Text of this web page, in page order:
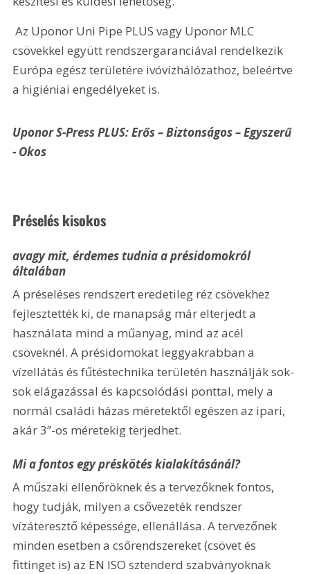
Az Uponor Uni Pipe PLUS vagy Uponor MLC
csövekkel együtt rendszergaranciával rendelkezik
Európa egész területére ivóvízhálózathoz, beleértve
a higiéniai engedélyeket is.
Uponor S-Press PLUS: Erős – Biztonságos – Egyszerű
- Okos
Préselés kisokos
avagy mit, érdemes tudnia a présidomokról
általában
A préseléses rendszert eredetileg réz csövekhez
fejlesztették ki, de manapság már elterjedt a
használata mind a műanyag, mind az acél
csöveknél. A présidomokat leggyakrabban a
vízellátás és fűtéstechnika területén használják sok-
sok elágazással és kapcsolódási ponttal, mely a
normál családi házas méretektől egészen az ipari,
akár 3”-os méretekig terjedhet.
Mi a fontos egy préskötés kialakításánál?
A műszaki ellenőröknek és a tervezőknek fontos,
hogy tudják, milyen a csővezeték rendszer
vízáteresztő képessége, ellenállása. A tervezőnek
minden esetben a csőrendszereket (csövet és
fittinget is) az EN ISO sztenderd szabványoknak